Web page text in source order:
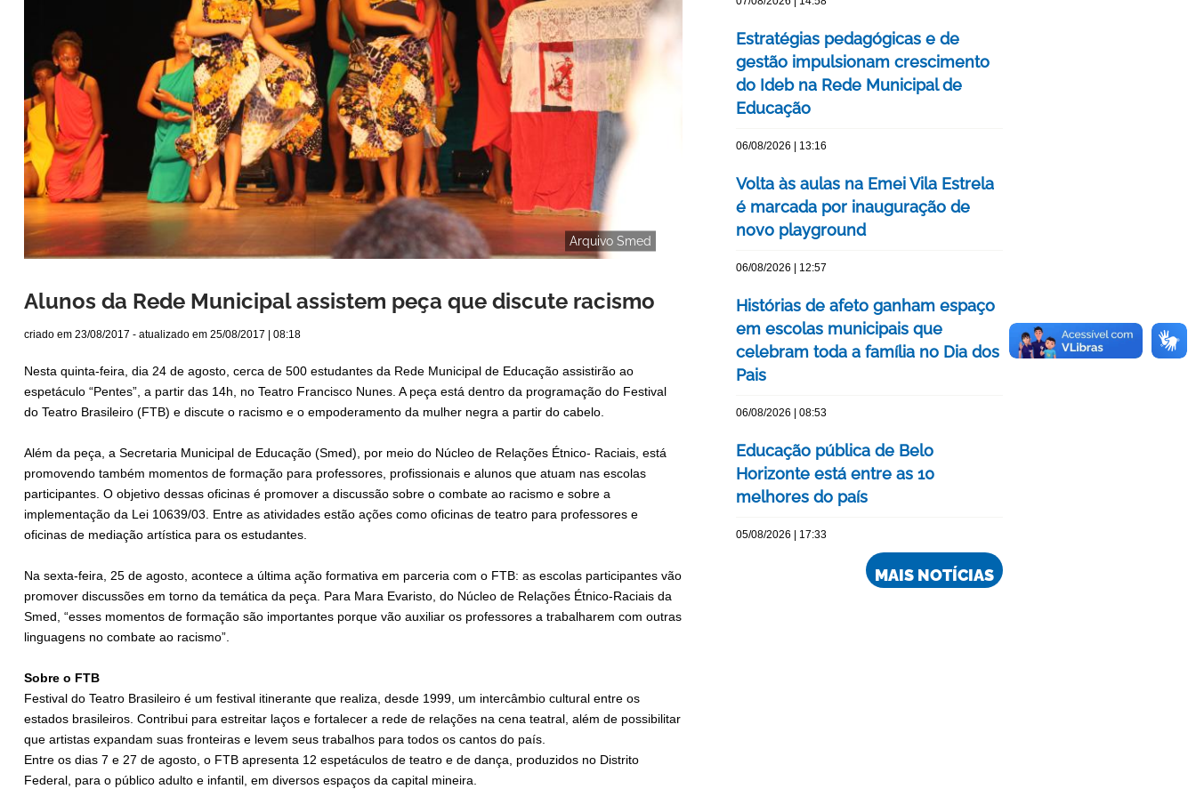
Arquivo Smed
Alunos da Rede Municipal assistem peça que discute racismo
criado em 23/08/2017 - atualizado em 25/08/2017 | 08:18
Nesta quinta-feira, dia 24 de agosto, cerca de 500 estudantes da Rede Municipal de Educação assistirão ao
espetáculo “Pentes”, a partir das 14h, no Teatro Francisco Nunes. A peça está dentro da programação do Festival
do Teatro Brasileiro (FTB) e discute o racismo e o empoderamento da mulher negra a partir do cabelo.
Além da peça, a Secretaria Municipal de Educação (Smed), por meio do Núcleo de Relações Étnico- Raciais, está
promovendo também momentos de formação para professores, profissionais e alunos que atuam nas escolas
participantes. O objetivo dessas oficinas é promover a discussão sobre o combate ao racismo e sobre a
implementação da Lei 10639/03. Entre as atividades estão ações como oficinas de teatro para professores e
oficinas de mediação artística para os estudantes.
Na sexta-feira, 25 de agosto, acontece a última ação formativa em parceria com o FTB: as escolas participantes vão
promover discussões em torno da temática da peça. Para Mara Evaristo, do Núcleo de Relações Étnico-Raciais da
Smed, “esses momentos de formação são importantes porque vão auxiliar os professores a trabalharem com outras
linguagens no combate ao racismo”.
Sobre o FTB
Festival do Teatro Brasileiro é um festival itinerante que realiza, desde 1999, um intercâmbio cultural entre os
estados brasileiros. Contribui para estreitar laços e fortalecer a rede de relações na cena teatral, além de possibilitar
que artistas expandam suas fronteiras e levem seus trabalhos para todos os cantos do país.
Entre os dias 7 e 27 de agosto, o FTB apresenta 12 espetáculos de teatro e de dança, produzidos no Distrito
Federal, para o público adulto e infantil, em diversos espaços da capital mineira.
Estratégias pedagógicas e de
gestão impulsionam crescimento
do Ideb na Rede Municipal de
Educação
06/08/2026 | 13:16
Volta às aulas na Emei Vila Estrela
é marcada por inauguração de
novo playground
06/08/2026 | 12:57
Histórias de afeto ganham espaço
em escolas municipais que
celebram toda a família no Dia dos
Pais
06/08/2026 | 08:53
Educação pública de Belo
Horizonte está entre as 10
melhores do país
05/08/2026 | 17:33
MAIS NOTÍCIAS